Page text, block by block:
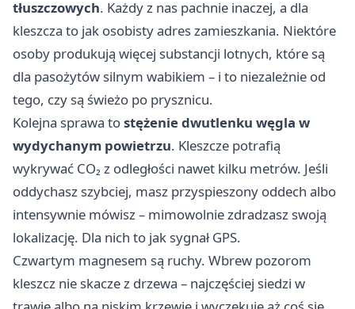
tłuszczowych. Każdy z nas pachnie inaczej, a dla
kleszcza to jak osobisty adres zamieszkania. Niektóre
osoby produkują więcej substancji lotnych, które są
dla pasożytów silnym wabikiem – i to niezależnie od
tego, czy są świeżo po prysznicu.
Kolejna sprawa tostężenie dwutlenku węgla w
wydychanym powietrzu. Kleszcze potrafią
wykrywać CO₂ z odległości nawet kilku metrów. Jeśli
oddychasz szybciej, masz przyspieszony oddech albo
intensywnie mówisz – mimowolnie zdradzasz swoją
lokalizację. Dla nich to jak sygnał GPS.
Czwartym magnesem są ruchy. Wbrew pozorom
kleszcz nie skacze z drzewa – najczęściej siedzi w